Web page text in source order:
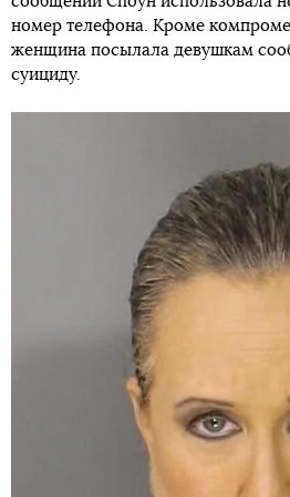
номер телефона. Кроме
женщина посылала девушкам
суициду.